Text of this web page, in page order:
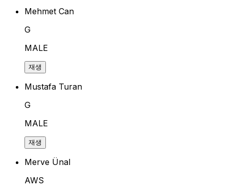
Mehmet Can
G
MALE
재생
Mustafa Turan
G
MALE
재생
Merve Ünal
AWS